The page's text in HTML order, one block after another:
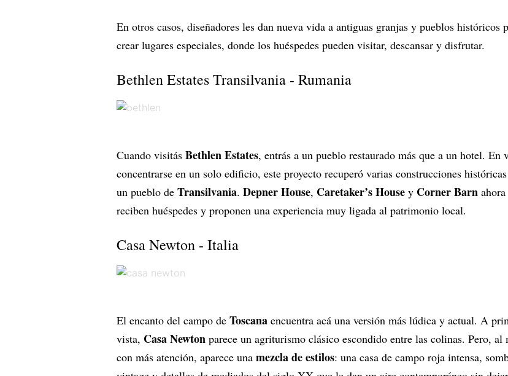
En otros casos, diseñadores les dan nueva vida a antiguas granjas y pueblos históricos
crear lugares especiales, donde los huéspedes pueden visitar, descansar y disfrutar.
Bethlen Estates Transilvania - Rumania
Cuando visitás Bethlen Estates, entrás a un pueblo restaurado más que a un hotel. En
concentrarse en un solo edificio, este proyecto recuperó varias construcciones
un pueblo de Transilvania. Depner House, Caretaker’s House y Corner Barn ahora
reciben huéspedes y proponen una experiencia muy ligada al patrimonio local.
Casa Newton - Italia
El encanto del campo de Toscana encuentra acá una versión más lúdica y actual. A
vista, Casa Newton parece un agriturismo clásico escondido entre las colinas. Pero, al
con más atención, aparece una mezcla de estilos: una casa de campo roja intensa,